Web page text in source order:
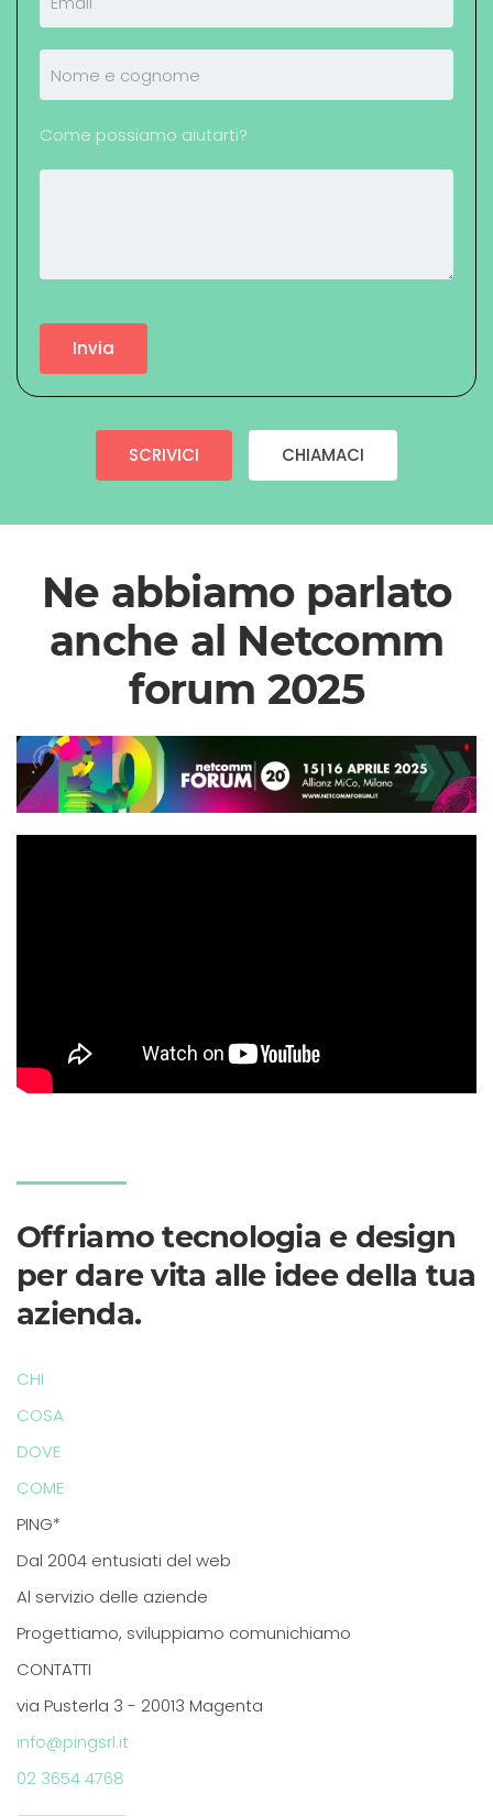
Come possiamo aiutarti?
Invia
SCRIVICI CHIAMACI
Ne abbiamo parlato
anche al Netcomm
forum 2025
Offriamo tecnologia e design
per dare vita alle idee della tua
azienda.
CHI
COSA
DOVE
COME
PING*
Dal 2004 entusiati del web
Al servizio delle aziende
Progettiamo, sviluppiamo comunichiamo
CONTATTI
via Pusterla 3 - 20013 Magenta
info@pingsrl.it
02 3654 4768